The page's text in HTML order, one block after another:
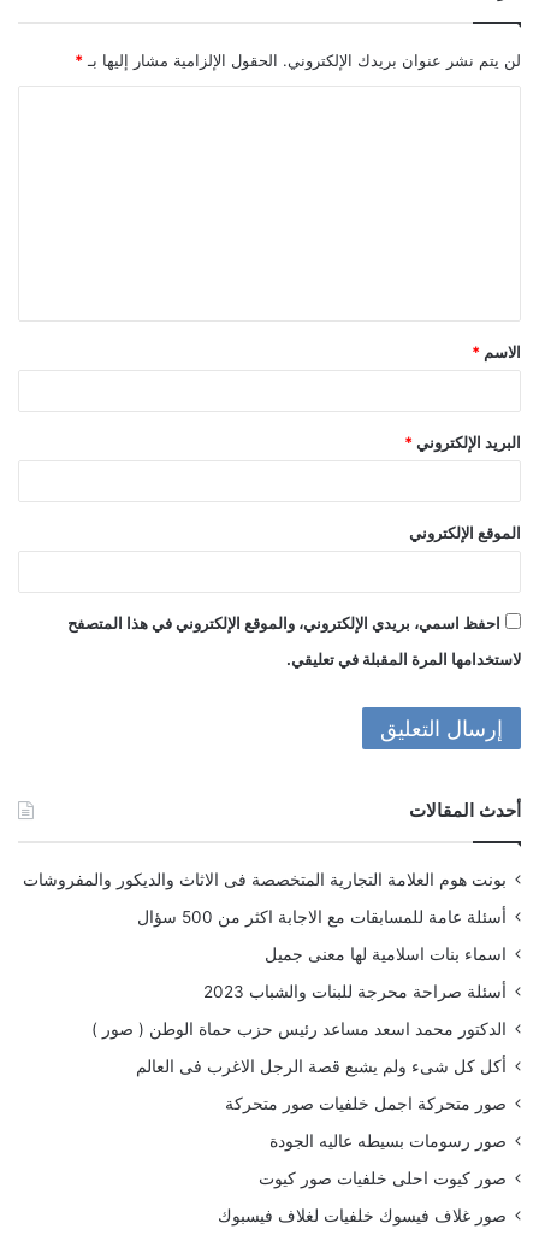
لن يتم نشر عنوان بريدك الإلكتروني. الحقول الإلزامية مشار إليها بـ *
ق
*
الاسم *
البريد الإلكتروني *
الموقع الإلكتروني
احفظ اسمي، بريدي الإلكتروني، والموقع الإلكتروني في هذا المتصفح
لاستخدامها المرة المقبلة في تعليقي.
أحدث المقالات
بونت هوم العلامة التجارية المتخصصة فى الاثاث والديكور والمفروشات
أسئلة عامة للمسابقات مع الاجابة اكثر من 500 سؤال
اسماء بنات اسلامية لها معنى جميل
أسئلة صراحة محرجة للبنات والشباب 2023
الدكتور محمد اسعد مساعد رئيس حزب حماة الوطن ( صور )
أكل كل شىء ولم يشبع قصة الرجل الاغرب فى العالم
صور متحركة اجمل خلفيات صور متحركة
صور رسومات بسيطه عاليه الجودة
صور كيوت احلى خلفيات صور كيوت
صور غلاف فيسوك خلفيات لغلاف فيسبوك